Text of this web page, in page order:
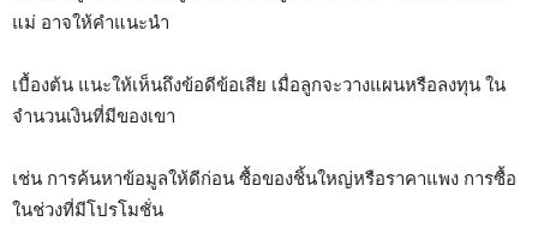
แม่ อาจให้คำแนะนำ
เบื้องต้น แนะให้เห็นถึงข้อดีข้อเสีย เมื่อลูกจะวางแผนหรือลงทุน ใน
จำนวนเงินที่มีของเขา
เช่น การค้นหาข้อมูลให้ดีก่อน ซื้อของชิ้นใหญ่หรือราคาแพง การซื้อ
ในช่วงที่มีโปรโมชั่น